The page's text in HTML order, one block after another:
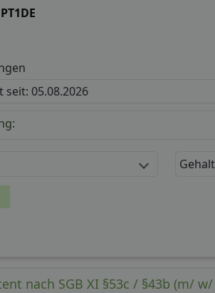
05.08.2026
Gehalt
nach SGB XI §53c / §43b (m/